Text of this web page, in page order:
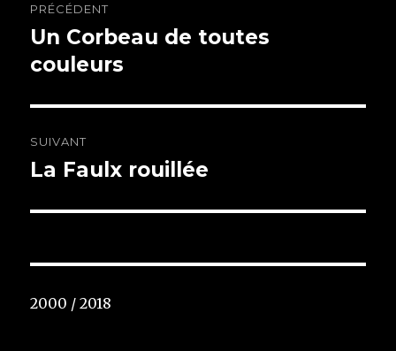
de
l’article
PRÉCÉDENT
Article
précédent :
Un Corbeau de toutes
couleurs
SUIVANT
Article
La Faulx rouillée
2000 / 2018